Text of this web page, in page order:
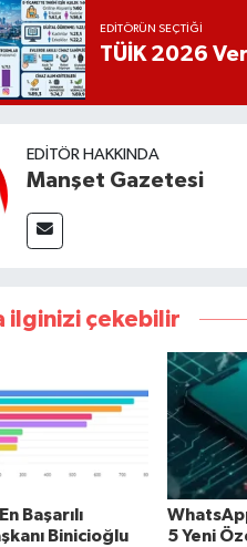
EDITÖRÜN SEÇTIĞI
TÜİK 2026
EDITÖR HAKKINDA
Manşet Gazetesi
ilginizi çekebilir
Başarılı
Binicioğlu
5 Yeni